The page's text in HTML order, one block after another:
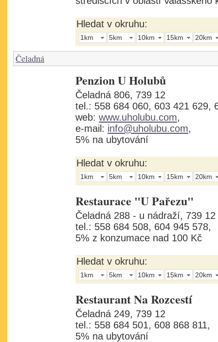
Hledat v okruhu:
1km 5km 10km 15km 20km
Čeladná
Penzion U Holubů
Čeladná 806, 739 12
tel.: 558 684 060, 603 421 629,
web: www.uholubu.com,
e-mail: info@uholubu.com,
5% na ubytování
Hledat v okruhu:
1km 5km 10km 15km 20km
Restaurace "U Pařezu"
Čeladná 288 - u nádraží, 739 12
tel.: 558 684 508, 604 945 578,
5% z konzumace nad 100 Kč
Hledat v okruhu:
1km 5km 10km 15km 20km
Restaurant Na Rozcestí
Čeladná 249, 739 12
tel.: 558 684 501, 608 868 811,
5% na ubytování